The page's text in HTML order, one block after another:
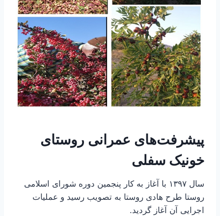
پیشرفت‌های عمرانی روستای
خونیک سفلی
سال ۱۳۹۷ با آغاز به کار پنجمین دوره شورای اسلامی
روستا طرح هادی روستا به تصویب رسید و عملیات
اجرایی آن آغاز گردید.